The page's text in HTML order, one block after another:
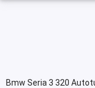
Bmw Seria 3 320